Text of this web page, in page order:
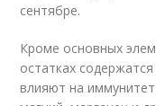
сентябре.
Кроме основных
остатках
влияют на